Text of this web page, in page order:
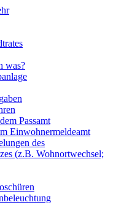
was?
Passamt
Einwohnermeldeamt
des
(z.B. Wohnortwechsel;